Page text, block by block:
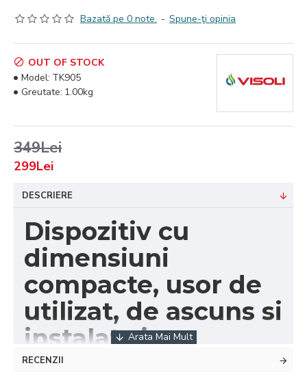
Bazată pe 0 note. - Spune-ţi opinia
299Lei
349Lei
OUT OF STOCK
Model: TK905
Greutate: 1.00kg
DESCRIERE
Dispozitiv cu
dimensiuni
compacte, usor de
utilizat, de ascuns si
instalat si
beneficiaza de o
RECENZII